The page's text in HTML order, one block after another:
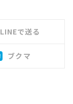
LINEで送る
ブクマ